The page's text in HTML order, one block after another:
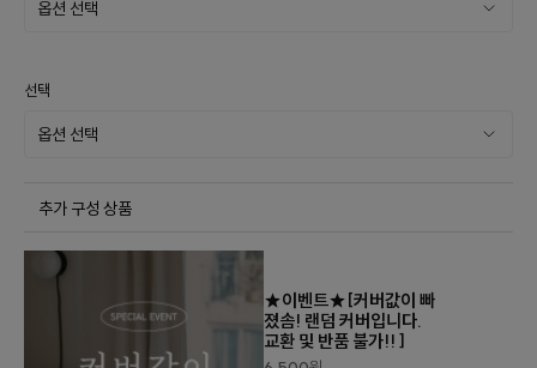
선택
추가 구성 상품
★이벤트★[커버값이 빠
졌솜! 랜덤 커버입니다.
교환 및 반품 불가!! ]